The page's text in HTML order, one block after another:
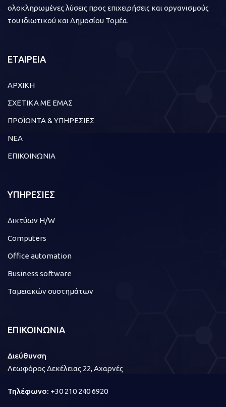
ολοκληρωμένες λύσεις προς επιχειρήσεις και οργανισμούς
του ιδιωτικού και Δημοσίου Τομέα.
ΕΤΑΙΡΕΙΑ
ΑΡΧΙΚΗ
ΣΧΕΤΙΚΑ ΜΕ ΕΜΑΣ
ΠΡΟΪΟΝΤΑ & ΥΠΗΡΕΣΙΕΣ
ΝΕΑ
ΕΠΙΚΟΙΝΩΝΙΑ
ΥΠΗΡΕΣΙΕΣ
Δικτύων H/W
Computers
Office automation
Business software
Ταμειακών συστημάτων
ΕΠΙΚΟΙΝΩΝΙΑ
Διεύθυνση
Λεωφόρος Δεκέλειας 22, Αχαρνές
Τηλέφωνο: +30 210 240 6920